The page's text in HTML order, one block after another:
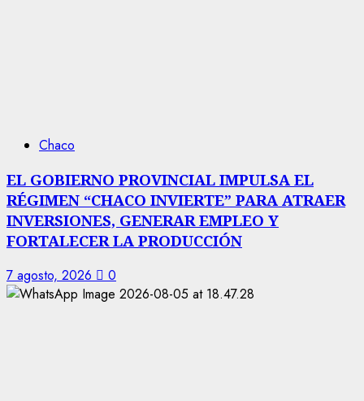
Chaco
EL GOBIERNO PROVINCIAL IMPULSA EL
RÉGIMEN “CHACO INVIERTE” PARA ATRAER
INVERSIONES, GENERAR EMPLEO Y
FORTALECER LA PRODUCCIÓN
7 agosto, 2026 0